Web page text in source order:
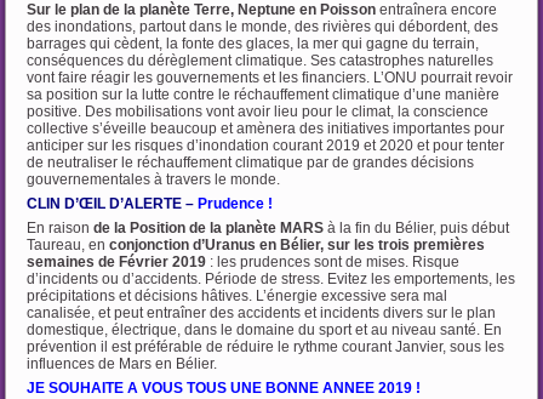
Sur le plan de la planète Terre, Neptune en Poisson entraînera encore
des inondations, partout dans le monde, des rivières qui débordent, des
barrages qui cèdent, la fonte des glaces, la mer qui gagne du terrain,
conséquences du dérèglement climatique. Ses catastrophes naturelles
vont faire réagir les gouvernements et les financiers. L’ONU pourrait revoir
sa position sur la lutte contre le réchauffement climatique d’une manière
positive. Des mobilisations vont avoir lieu pour le climat, la conscience
collective s’éveille beaucoup et amènera des initiatives importantes pour
anticiper sur les risques d’inondation courant 2019 et 2020 et pour tenter
de neutraliser le réchauffement climatique par de grandes décisions
gouvernementales à travers le monde.
CLIN D’ŒIL D’ALERTE – Prudence !
En raisonde la Position de la planète MARSà la fin du Bélier, puis début
Taureau, en conjonction d’Uranus en Bélier, sur les trois premières
semaines de Février 2019 : les prudences sont de mises. Risque
d’incidents ou d’accidents. Période de stress. Evitez les emportements, les
précipitations et décisions hâtives. L’énergie excessive sera mal
canalisée, et peut entraîner des accidents et incidents divers sur le plan
domestique, électrique, dans le domaine du sport et au niveau santé. En
prévention il est préférable de réduire le rythme courant Janvier, sous les
influences de Mars en Bélier.
JE SOUHAITE A VOUS TOUS UNE BONNE ANNEE 2019 !